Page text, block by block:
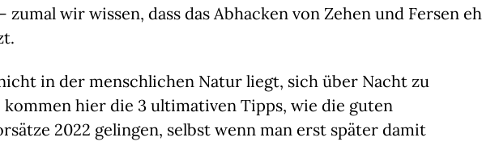
zumal wir wissen, dass das Abhacken von Zehen und Fersen eh
in der menschlichen Natur liegt, sich über Nacht zu
kommen hier die 3 ultimativen Tipps, wie die guten
2022 gelingen, selbst wenn man erst später damit